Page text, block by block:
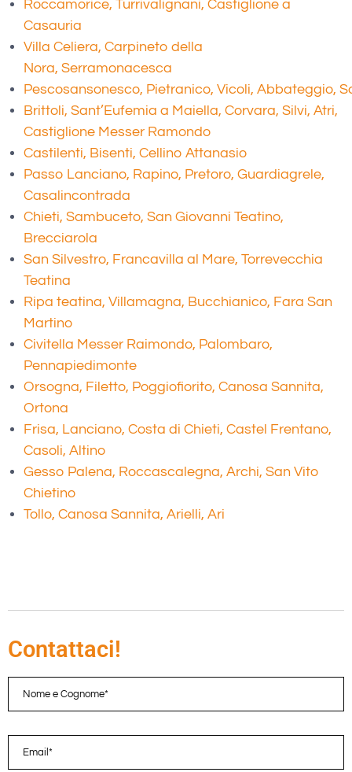
Roccamorice, Turrivalignani, Castiglione a
Casauria
Villa Celiera, Carpineto della
Nora, Serramonacesca
Pescosansonesco, Pietranico, Vicoli, Abbateggio,
Brittoli, Sant’Eufemia a Maiella, Corvara, Silvi, Atri,
Castiglione Messer Ramondo
Castilenti, Bisenti, Cellino Attanasio
Passo Lanciano, Rapino, Pretoro, Guardiagrele,
Casalincontrada
Chieti, Sambuceto, San Giovanni Teatino,
Brecciarola
San Silvestro, Francavilla al Mare, Torrevecchia
Teatina
Ripa teatina, Villamagna, Bucchianico, Fara San
Martino
Civitella Messer Raimondo, Palombaro,
Pennapiedimonte
Orsogna, Filetto, Poggiofiorito, Canosa Sannita,
Ortona
Frisa, Lanciano, Costa di Chieti, Castel Frentano,
Casoli, Altino
Gesso Palena, Roccascalegna, Archi, San Vito
Chietino
Tollo, Canosa Sannita, Arielli, Ari
Contattaci!